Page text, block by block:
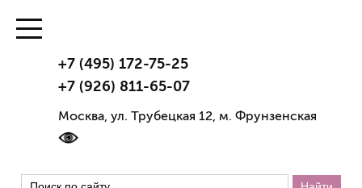
+7 (495) 172-75-25
+7 (926) 811-65-07
Москва, ул. Трубецкая 12, м. Фрунзенская